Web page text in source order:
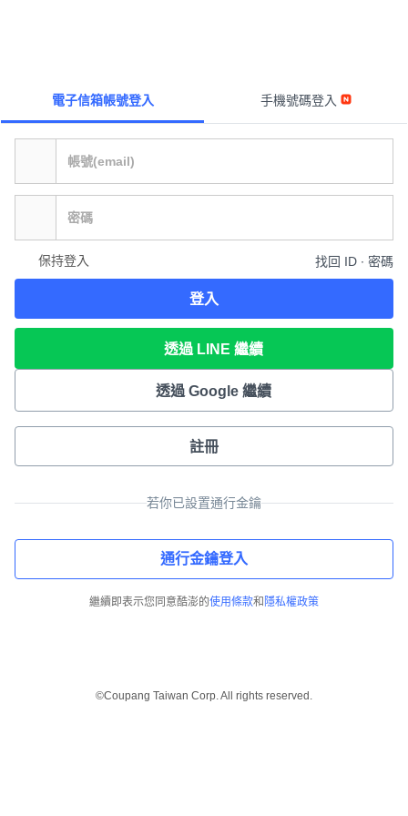
電子信箱帳號登入 手機號碼登入
保持登入 找回 ID ∙ 密碼
登入
透過 LINE 繼續
透過 Google 繼續
註冊
若你已設置通行金鑰
通行金鑰登入
繼續即表示您同意酷澎的使用條款和 隱私權政策
©Coupang Taiwan Corp. All rights reserved.